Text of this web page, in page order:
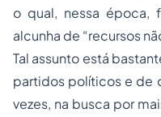
o qual, nessa época,
alcunha de “recursos
Tal assunto está
partidos políticos e de
vezes, na busca por